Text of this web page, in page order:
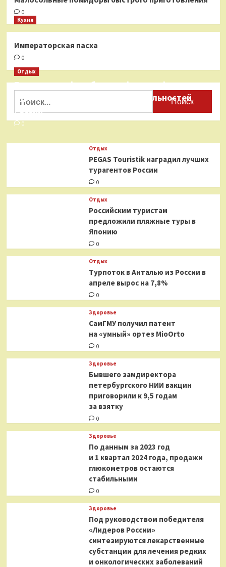
0
Кухня
Императорская пасха
0
Отдых
Бесплатные фотобанки с фотографиями
туристических достопримечательностей
России
0
Отдых
PEGAS Touristik наградил лучших
турагентов России
0
Отдых
Российским туристам
предложили пляжные туры в
Японию
0
Отдых
Турпоток в Анталью из России в
апреле вырос на 7,8%
0
Здоровье
СамГМУ получил патент
на «умный» ортез MioOrto
0
Здоровье
Бывшего замдиректора
петербургского НИИ вакцин
приговорили к 9,5 годам
за взятку
0
Здоровье
По данным за 2023 год
и 1 квартал 2024 года, продажи
глюкометров остаются
стабильными
0
Здоровье
Под руководством победителя
«Лидеров России»
синтезируются лекарственные
субстанции для лечения редких
и онкологических заболеваний